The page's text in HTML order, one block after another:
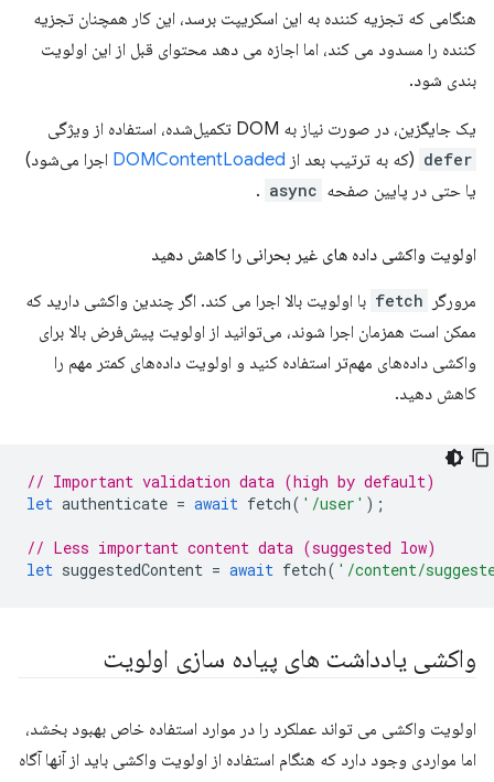
هنگامی که تجزیه کننده به این اسکریپت برسد، این کار همچنان تجزیه
کننده را مسدود می کند، اما اجازه می دهد محتوای قبل از این اولویت
بندی شود.
یک جایگزین، در صورت نیاز به DOM تکمیل‌شده، استفاده از ویژگی
defer (که به ترتیب بعد از DOMContentLoaded اجرا می‌شود)
یا حتی در پایین صفحه async
.
اولویت واکشی داده های غیر بحرانی را کاهش دهید
مرورگر fetch با اولویت بالا اجرا می کند. اگر چندین واکشی دارید که
ممکن است همزمان اجرا شوند، می‌توانید از اولویت پیش‌فرض بالا برای
واکشی داده‌های مهم‌تر استفاده کنید و اولویت داده‌های کمتر مهم را
کاهش دهید.
// Important validation data (high by default)
let authenticate = await fetch( '/user' );
// Less important content data (suggested low)
let suggestedContent = await fetch( '/content/
واکشی یادداشت های پیاده سازی اولویت
اولویت واکشی می تواند عملکرد را در موارد استفاده خاص بهبود بخشد،
اما مواردی وجود دارد که هنگام استفاده از اولویت واکشی باید از آنها آگاه